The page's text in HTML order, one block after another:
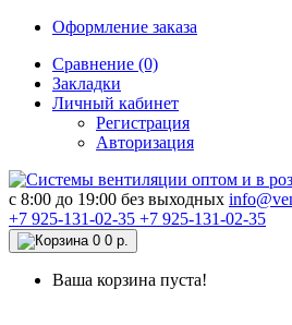
Оформление заказа
Сравнение (0)
Закладки
Личный кабинет
Регистрация
Авторизация
c 8:00 до 19:00 без выходных
+7 925-131-02-35 +7 925-131-02-35
0 0 р.
Ваша корзина пуста!